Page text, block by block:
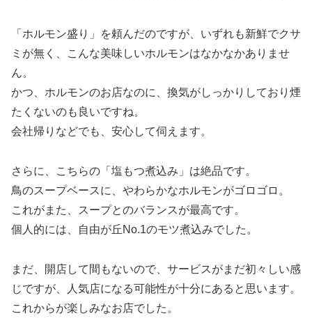
「ホルモン盛り」を頼んだのですが、いずれも新鮮でクサ
ミが無く、こんな美味しいホルモンはなかなかありませ
ん。
かつ、ホルモンのお店なのに、換気がしっかりしており煙
たくないのも良いですね。
会社帰りなどでも、安心して伺えます。
さらに、こちらの「塩もつ煮込み」は絶品です。
鳥のスープベースに、やわらかなホルモンがゴロゴロ。
これがまた、スープとのバランスが最高です。
個人的には、自由が丘No.1のモツ煮込みでした。
まだ、開店して間もないので、サービスがまだ初々しい感
じですが、人気店になる可能性が十分にあると思います。
これからが楽しみなお店でした。